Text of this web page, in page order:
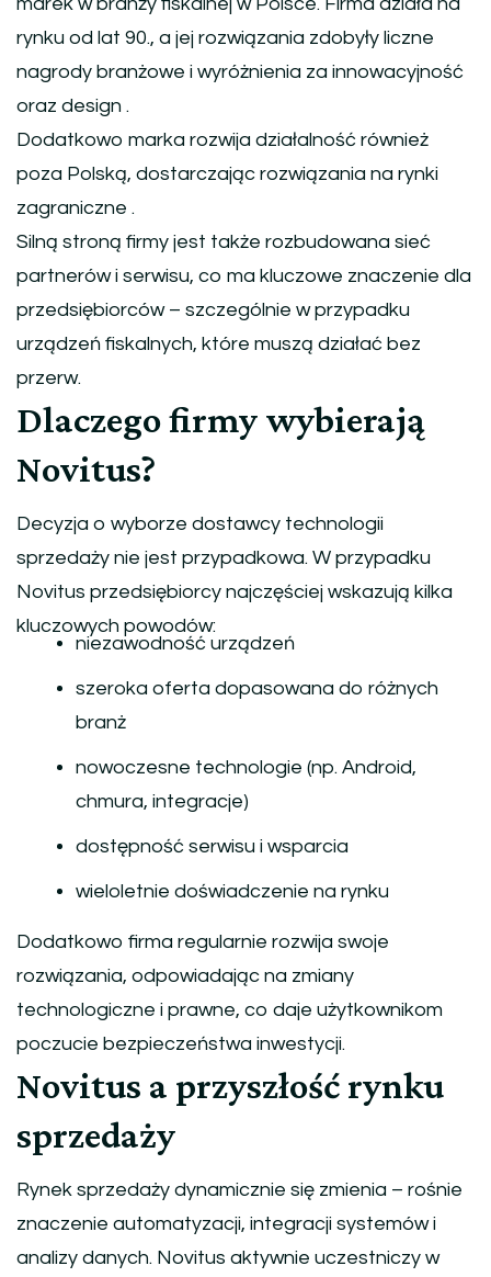
rynku od lat 90., a jej rozwiązania zdobyły liczne
nagrody branżowe i wyróżnienia za innowacyjność
oraz design .
Dodatkowo marka rozwija działalność również
poza Polską, dostarczając rozwiązania na rynki
zagraniczne .
Silną stroną firmy jest także rozbudowana sieć
partnerów i serwisu, co ma kluczowe znaczenie dla
przedsiębiorców – szczególnie w przypadku
urządzeń fiskalnych, które muszą działać bez
przerw.
Dlaczego firmy wybierają
Novitus?
Decyzja o wyborze dostawcy technologii
sprzedaży nie jest przypadkowa. W przypadku
Novitus przedsiębiorcy najczęściej wskazują kilka
kluczowych powodów:
niezawodność urządzeń
szeroka oferta dopasowana do różnych
branż
nowoczesne technologie (np. Android,
chmura, integracje)
dostępność serwisu i wsparcia
wieloletnie doświadczenie na rynku
Dodatkowo firma regularnie rozwija swoje
rozwiązania, odpowiadając na zmiany
technologiczne i prawne, co daje użytkownikom
poczucie bezpieczeństwa inwestycji.
Novitus a przyszłość rynku
sprzedaży
Rynek sprzedaży dynamicznie się zmienia – rośnie
znaczenie automatyzacji, integracji systemów i
analizy danych. Novitus aktywnie uczestniczy w